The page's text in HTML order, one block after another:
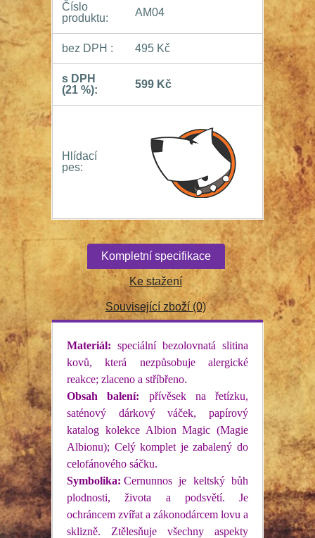
Číslo
produktu:
AM04
bez DPH : 495 Kč
s DPH
(21 %):
599 Kč
Hlídací
pes:
Kompletní specifikace
Ke stažení
Související zboží (0)
Materiál: speciální bezolovnatá slitina
kovů, která nezpůsobuje alergické
reakce; zlaceno a stříbřeno.
Obsah balení: přívěsek na řetízku,
saténový dárkový váček, papírový
katalog kolekce Albion Magic (Magie
Albionu); Celý komplet je zabalený do
celofánového sáčku.
Symbolika: Cernunnos je keltský bůh
plodnosti, života a podsvětí. Je
ochráncem zvířat a zákonodárcem lovu a
sklizně. Ztělesňuje všechny aspekty